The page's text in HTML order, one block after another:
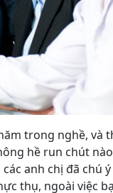
trong nghề, và
hề run chút
anh chị đã chú
thụ, ngoài việc